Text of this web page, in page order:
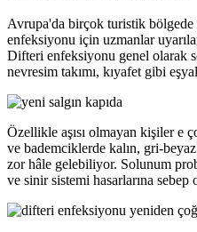
Avrupa'da birçok turistik bölgede
enfeksiyonu için uzmanlar
Difteri enfeksiyonu genel olarak
nevresim takımı, kıyafet gibi
Özellikle aşısı olmayan kişiler e
ve bademciklerde kalın, gri-
zor hâle gelebiliyor. Solunum
ve sinir sistemi hasarlarına sebep